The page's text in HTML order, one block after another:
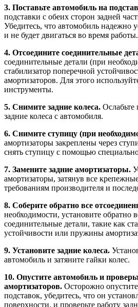
3. Поставьте автомобиль на
подставки с обеих сторон задней
Убедитесь, что автомобиль надежно
и не будет двигаться во время работы.
4. Отсоедините соединительные
соединительные детали (при
стабилизатор поперечной
амортизаторов. Для этого
инструменты.
5. Снимите задние колеса. Ослабьте
задние колеса с автомобиля.
6. Снимите ступицу (при
амортизаторы закреплены через
снять ступицу с помощью
7. Замените задние амортизаторы.
амортизаторы, затянув все
требованиям производителя и
8. Соберите обратно все
необходимости, установите обратно
соединительные детали, такие как
устойчивости или пружины
9. Установите задние колеса.
автомобиль и затяните гайки колес.
10. Опустите автомобиль и
амортизаторов. Осторожно
подставок, убедитесь, что он
поверхности, и проверьте работу